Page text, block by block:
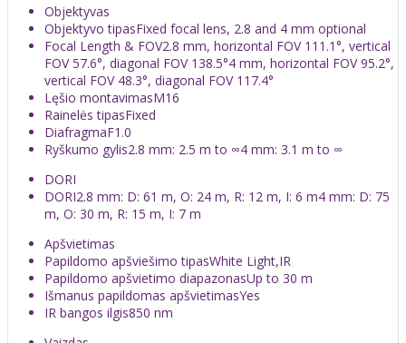
Objektyvas
Objektyvo tipasFixed focal lens, 2.8 and 4 mm optional
Focal Length & FOV2.8 mm, horizontal FOV 111.1°, vertical
FOV 57.6°, diagonal FOV 138.5°4 mm, horizontal FOV 95.2°,
vertical FOV 48.3°, diagonal FOV 117.4°
Lęšio montavimasM16
Rainelės tipasFixed
DiafragmaF1.0
Ryškumo gylis2.8 mm: 2.5 m to ∞4 mm: 3.1 m to ∞
DORI
DORI2.8 mm: D: 61 m, O: 24 m, R: 12 m, I: 6 m4 mm: D: 75
m, O: 30 m, R: 15 m, I: 7 m
Apšvietimas
Papildomo apšviešimo tipasWhite Light,IR
Papildomo apšvietimo diapazonasUp to 30 m
Išmanus papildomas apšvietimasYes
IR bangos ilgis850 nm